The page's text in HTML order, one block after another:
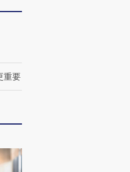
重要